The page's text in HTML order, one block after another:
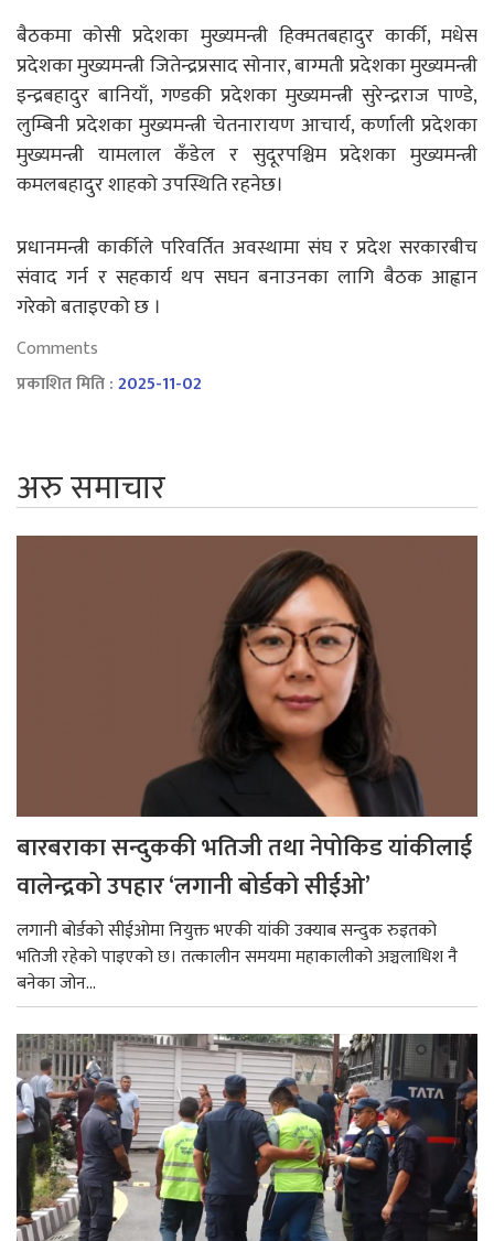
बैठकमा कोसी प्रदेशका मुख्यमन्त्री हिक्मतबहादुर कार्की, मधेस
प्रदेशका मुख्यमन्त्री जितेन्द्रप्रसाद सोनार, बाग्मती प्रदेशका मुख्यमन्त्री
इन्द्रबहादुर बानियाँ, गण्डकी प्रदेशका मुख्यमन्त्री सुरेन्द्रराज पाण्डे,
लुम्बिनी प्रदेशका मुख्यमन्त्री चेतनारायण आचार्य, कर्णाली प्रदेशका
मुख्यमन्त्री यामलाल कँडेल र सुदूरपश्चिम प्रदेशका मुख्यमन्त्री
कमलबहादुर शाहको उपस्थिति रहनेछ।
प्रधानमन्त्री कार्कीले परिवर्तित अवस्थामा संघ र प्रदेश सरकारबीच
संवाद गर्न र सहकार्य थप सघन बनाउनका लागि बैठक आह्वान
गरेको बताइएको छ ।
Comments
प्रकाशित मिति :2025-11-02
अरु समाचार
बारबराका सन्दुककी भतिजी तथा नेपोकिड यांकीलाई
वालेन्द्रको उपहार ‘लगानी बोर्डको सीईओ’
लगानी बोर्डको सीईओमा नियुक्त भएकी यांकी उक्याब सन्दुक रुइतको
भतिजी रहेको पाइएको छ। तत्कालीन समयमा महाकालीको अञ्चलाधिश नै
बनेका जोन...